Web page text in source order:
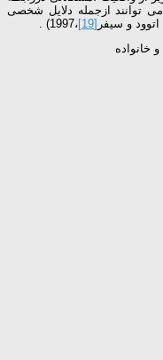
توانند ازجمله دلایل شخصی
و سیفر [19]
،1997) .
خانواده